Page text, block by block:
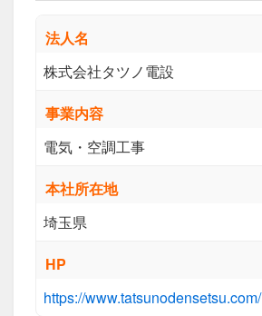
法人名
株式会社タツノ電設
事業内容
電気・空調工事
本社所在地
埼玉県
HP
https://www.tatsunodensetsu.com/